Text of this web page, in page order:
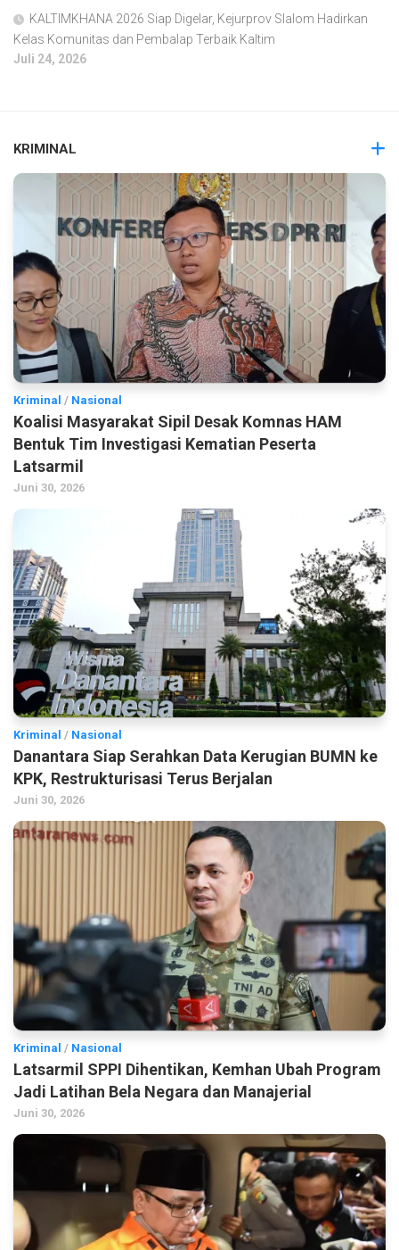
KALTIMKHANA 2026 Siap Digelar, Kejurprov Slalom Hadirkan
Kelas Komunitas dan Pembalap Terbaik Kaltim
Juli 24, 2026
KRIMINAL
Kriminal / Nasional
Koalisi Masyarakat Sipil Desak Komnas HAM
Bentuk Tim Investigasi Kematian Peserta
Latsarmil
Juni 30, 2026
Kriminal / Nasional
Danantara Siap Serahkan Data Kerugian BUMN ke
KPK, Restrukturisasi Terus Berjalan
Juni 30, 2026
Kriminal / Nasional
Latsarmil SPPI Dihentikan, Kemhan Ubah Program
Jadi Latihan Bela Negara dan Manajerial
Juni 30, 2026